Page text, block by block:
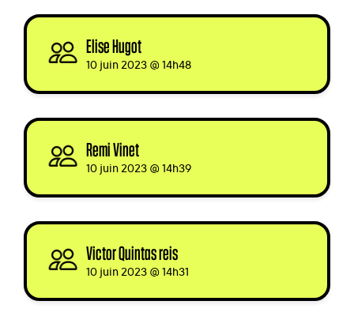
Elise Hugot
10 juin 2023 @ 14h48
Remi Vinet
10 juin 2023 @ 14h39
Victor Quintas reis
10 juin 2023 @ 14h31